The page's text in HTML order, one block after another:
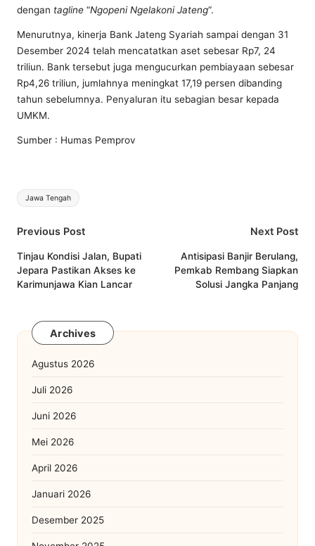
dengan tagline “Ngopeni Ngelakoni Jateng“.
Menurutnya, kinerja Bank Jateng Syariah sampai dengan 31
Desember 2024 telah mencatatkan aset sebesar Rp7, 24
triliun. Bank tersebut juga mengucurkan pembiayaan sebesar
Rp4,26 triliun, jumlahnya meningkat 17,19 persen dibanding
tahun sebelumnya. Penyaluran itu sebagian besar kepada
UMKM.
Sumber : Humas Pemprov
Tags:
Jawa Tengah
Post
navigation
Previous Post
Tinjau Kondisi Jalan, Bupati
Jepara Pastikan Akses ke
Karimunjawa Kian Lancar
Next Post
Antisipasi Banjir Berulang,
Pemkab Rembang Siapkan
Solusi Jangka Panjang
Archives
Agustus 2026
Juli 2026
Juni 2026
Mei 2026
April 2026
Januari 2026
Desember 2025